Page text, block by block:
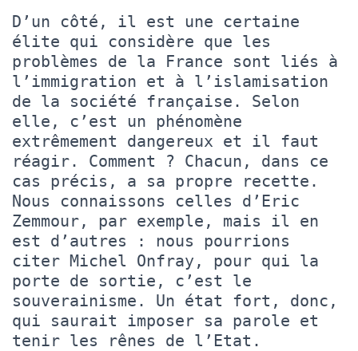
D’un côté, il est une certaine
élite qui considère que les
problèmes de la France sont liés à
l’immigration et à l’islamisation
de la société française. Selon
elle, c’est un phénomène
extrêmement dangereux et il faut
réagir. Comment ? Chacun, dans ce
cas précis, a sa propre recette.
Nous connaissons celles d’Eric
Zemmour, par exemple, mais il en
est d’autres : nous pourrions
citer Michel Onfray, pour qui la
porte de sortie, c’est le
souverainisme. Un état fort, donc,
qui saurait imposer sa parole et
tenir les rênes de l’Etat.